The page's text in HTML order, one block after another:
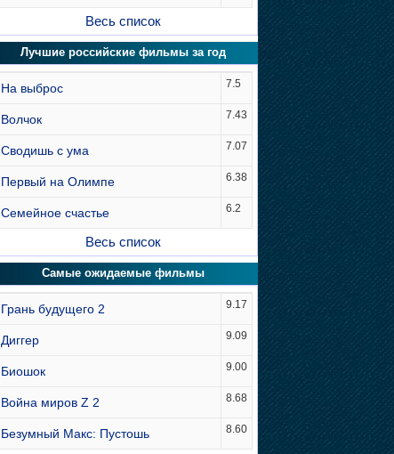
Весь список
Лучшие российские фильмы за год
На выброс 7.5
Волчок 7.43
Сводишь с ума 7.07
Первый на Олимпе 6.38
Семейное счастье 6.2
Весь список
Самые ожидаемые фильмы
Грань будущего 2 9.17
Диггер 9.09
Биошок 9.00
Война миров Z 2 8.68
Безумный Макс: Пустошь 8.60